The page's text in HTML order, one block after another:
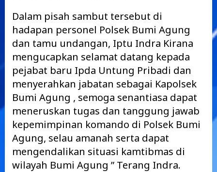
Dalam pisah sambut tersebut di
hadapan personel Polsek Bumi Agung
dan tamu undangan, Iptu Indra Kirana
mengucapkan selamat datang kepada
pejabat baru Ipda Untung Pribadi dan
menyerahkan jabatan sebagai Kapolsek
Bumi Agung , semoga senantiasa dapat
meneruskan tugas dan tanggung jawab
kepemimpinan komando di Polsek Bumi
Agung, selau amanah serta dapat
mengendalikan situasi kamtibmas di
wilayah Bumi Agung ” Terang Indra.